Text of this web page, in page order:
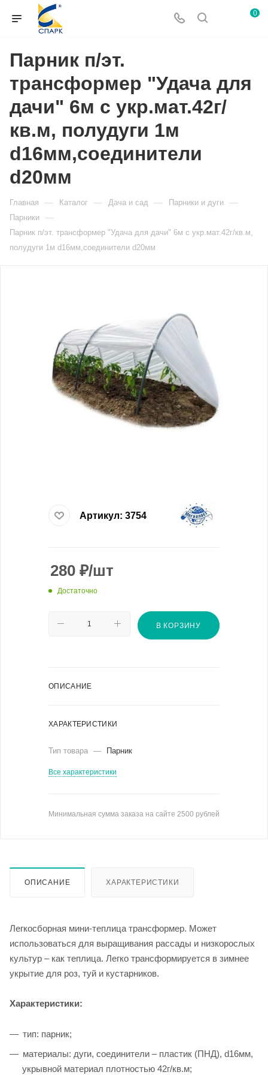
0
Парник п/эт.
трансформер "Удача для
дачи" 6м с укр.мат.42г/
кв.м, полудуги 1м
d16мм,соединители
d20мм
Главная — Каталог — Дача и сад — Парники и дуги —
Парники —
Парник п/эт. трансформер "Удача для дачи" 6м с укр.мат.42г/кв.м,
полудуги 1м d16мм,соединители d20мм
Артикул: 3754
280 ₽/шт
Достаточно
В КОРЗИНУ
ОПИСАНИЕ
ХАРАКТЕРИСТИКИ
Тип товара — Парник
Все характеристики
Минимальная сумма заказа на сайте 2500 рублей
ОПИСАНИЕ ХАРАКТЕРИСТИКИ
Легкосборная мини-теплица трансформер. Может
использоваться для выращивания рассады и низкорослых
культур – как теплица. Легко трансформируется в зимнее
укрытие для роз, туй и кустарников.
Характеристики:
тип: парник;
материалы: дуги, соединители – пластик (ПНД), d16мм,
укрывной материал плотностью 42г/кв.м;